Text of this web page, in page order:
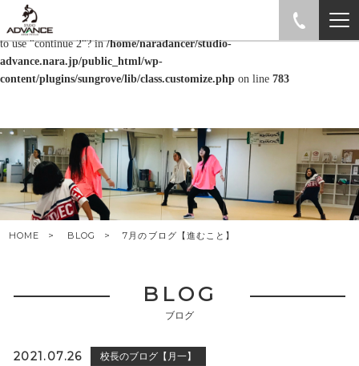
Warning: "continue" targeting switch is equivalent to "break". Did you mean
to use "continue 2"? in/home/naradancer/studio-
advance.nara.jp/public_html/wp-
content/plugins/sungrove/lib/class.customize.php on line 783
BLOG
ブログ
HOME BLOG 7月のブログ【進むこと】
2021.07.26 校長のブログ【月一】